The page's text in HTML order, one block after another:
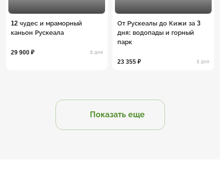
12 чудес и мраморный
каньон Рускеала
29 900 ₽ 3 дня
От Рускеалы до Кижи за 3
дня: водопады и горный
парк
23 355 ₽ 3 дня
Показать еще